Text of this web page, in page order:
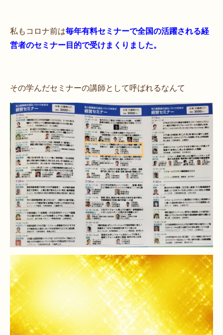
私もコロナ前は毎年有料セミナーで全国の活躍される経
営者のセミナー目的で受けまくりました。
その学んだセミナーの講師として呼ばれるなんて